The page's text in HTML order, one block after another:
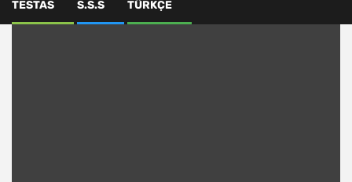
TESTAS S.S.S TÜRKÇE